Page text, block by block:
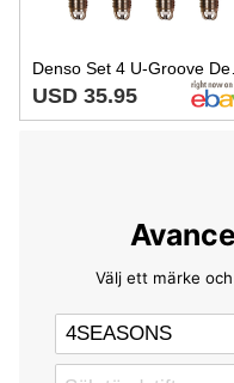
Denso Set 4 U-Groove Design
USD 35.95
Välj ett märke